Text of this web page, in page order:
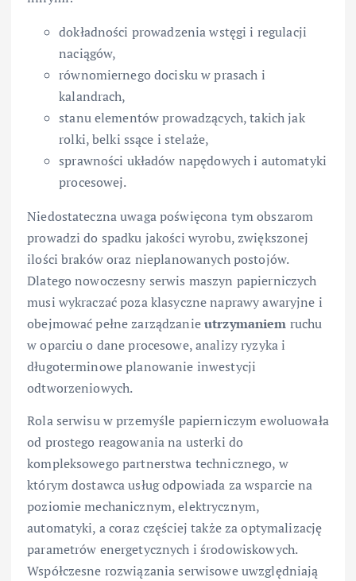
dokładności prowadzenia wstęgi i regulacji
naciągów,
równomiernego docisku w prasach i
kalandrach,
stanu elementów prowadzących, takich jak
rolki, belki ssące i stelaże,
sprawności układów napędowych i automatyki
procesowej.
Niedostateczna uwaga poświęcona tym obszarom
prowadzi do spadku jakości wyrobu, zwiększonej
ilości braków oraz nieplanowanych postojów.
Dlatego nowoczesny serwis maszyn papierniczych
musi wykraczać poza klasyczne naprawy awaryjne i
obejmować pełne zarządzanieutrzymaniem ruchu
w oparciu o dane procesowe, analizy ryzyka i
długoterminowe planowanie inwestycji
odtworzeniowych.
Rola serwisu w przemyśle papierniczym ewoluowała
od prostego reagowania na usterki do
kompleksowego partnerstwa technicznego, w
którym dostawca usług odpowiada za wsparcie na
poziomie mechanicznym, elektrycznym,
automatyki, a coraz częściej także za optymalizację
parametrów energetycznych i środowiskowych.
Współczesne rozwiązania serwisowe uwzględniają